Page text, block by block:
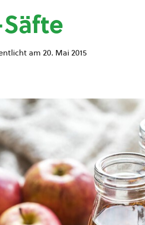
am 20. Mai 2015